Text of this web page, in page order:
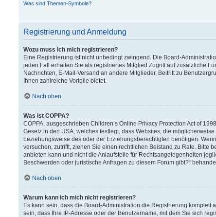
Was sind Themen-Symbole?
Registrierung und Anmeldung
Wozu muss ich mich registrieren?
Eine Registrierung ist nicht unbedingt zwingend. Die Board-
jeden Fall erhalten Sie als registriertes Mitglied Zugriff auf zusätzliche
Nachrichten, E-Mail-Versand an andere Mitglieder, Beitritt zu
Ihnen zahlreiche Vorteile bietet.
Nach oben
Was ist COPPA?
COPPA, ausgeschrieben Children’s Online Privacy Protection Act of
Gesetz in den USA, welches festlegt, dass Websites, die
beziehungsweise des oder der Erziehungsberechtigten benötigen.
versuchen, zutrifft, ziehen Sie einen rechtlichen Beistand zu Rate. Bitte
anbieten kann und nicht die Anlaufstelle für Rechtsangelegenheiten
Beschwerden oder juristische Anfragen zu diesem Forum gibt?“
Nach oben
Warum kann ich mich nicht registrieren?
Es kann sein, dass die Board-Administration die Registrierung
sein, dass Ihre IP-Adresse oder der Benutzername, mit dem Sie sich